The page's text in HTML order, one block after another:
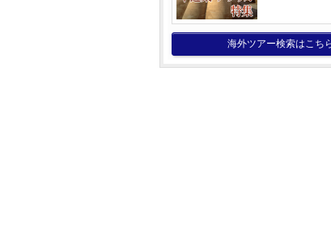
海外ツアー検索はこち